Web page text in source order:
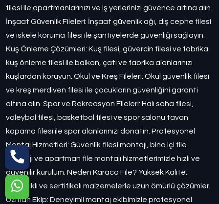
filesi ile apartmanlarınızı ve iş yerlerinizi güvence altına alın.
İnşaat Güvenlik Fileleri: İnşaat güvenlik ağı, dış cephe filesi
ve iskele koruma filesi ile şantiyelerde güvenliği sağlayın.
Kuş Önleme Çözümleri: Kuş filesi, güvercin filesi ve fabrika
kuş önleme filesi ile balkon, çatı ve fabrika alanlarınızı
kuşlardan koruyun. Okul ve Kreş Fileleri: Okul güvenlik filesi
ve kreş merdiven filesi ile çocukların güvenliğini garanti
altına alın. Spor ve Rekreasyon Fileleri: Halı saha filesi,
voleybol filesi, basketbol filesi ve spor salonu tavan
kapama filesi ile spor alanlarınızı donatın. Profesyonel
Montaj Hizmetleri: Güvenlik filesi montajı, bina içi file
montajı ve apartman file montajı hizmetlerimizle hızlı ve
güvenilir kurulum. Neden Karaca File? Yüksek Kalite:
Dayanıklı ve sertifikalı malzemelerle uzun ömürlü çözümler.
Uzman Ekip: Deneyimli montaj ekibimizle profesyonel